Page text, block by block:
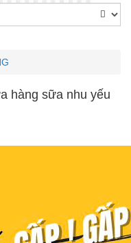
hàng sữa nhu yếu